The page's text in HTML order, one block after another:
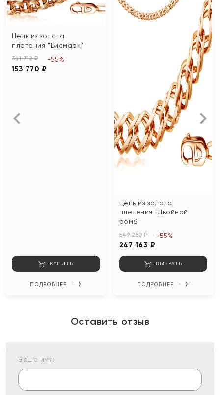
Цепь из золота
плетения "Бисмарк"
341 712 ₽
153 770 ₽
-55%
КУПИТЬ
ПОДРОБНЕЕ
Цепь из золота
плетения "Двойной
ромб"
549 250 ₽
247 163 ₽
-55%
ВЫБРАТЬ
ПОДРОБНЕЕ
Оставить отзыв
Ваше имя: